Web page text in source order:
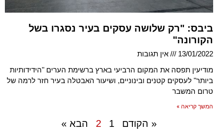
ביבס: "רק שלושה עסקים בעיר נסגרו בשל
הקורונה"
13/01/2022
אין תגובות
מודיעין תפסה את המקום הרביעי בארץ ברשימת הערים "הידידותיות
ביותר" לעסקים קטנים ובינוניים, ושיעור האבטלה בעיר חזר לרמה של
טרום המשבר
המשך קריאה »
« הקודם 1
2 הבא »